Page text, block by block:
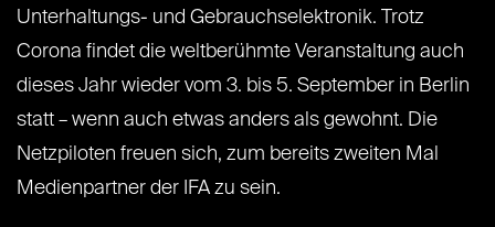
Unterhaltungs- und Gebrauchselektronik. Trotz
Corona findet die weltberühmte Veranstaltung auch
dieses Jahr wieder vom 3. bis 5. September in Berlin
statt – wenn auch etwas anders als gewohnt. Die
Netzpiloten freuen sich, zum bereits zweiten Mal
Medienpartner der IFA zu sein.